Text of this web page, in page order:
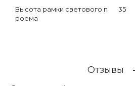
Высота рамки светового п
роема
35
Отзывы